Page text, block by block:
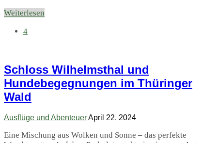
Weiterlesen
4
Schloss Wilhelmsthal und
Hundebegegnungen im Thüringer
Wald
Ausflüge und AbenteuerApril 22, 2024
Eine Mischung aus Wolken und Sonne – das perfekte